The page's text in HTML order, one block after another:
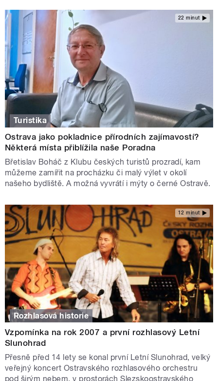
22 minut
Turistika
Ostrava jako pokladnice přírodních zajímavostí?
Některá místa přiblížila naše Poradna
Břetislav Boháč z Klubu českých turistů prozradí, kam
můžeme zamířit na procházku či malý výlet v okolí
našeho bydliště. A možná vyvrátí i mýty o černé Ostravě.
12 minut
Rozhlasová historie
Vzpomínka na rok 2007 a první rozhlasový Letní
Slunohrad
Přesně před 14 lety se konal první Letní Slunohrad, velký
veřejný koncert Ostravského rozhlasového orchestru
pod širým nebem, v prostorách Slezskoostravského